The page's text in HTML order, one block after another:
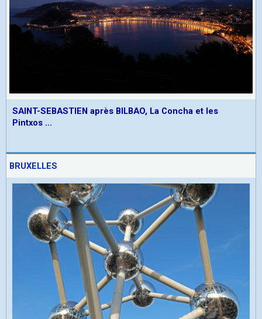
SAINT-SEBASTIEN après BILBAO, La Concha et les
Pintxos ...
BRUXELLES